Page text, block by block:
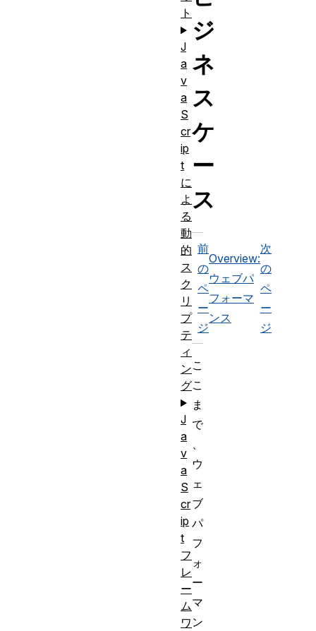
ジ
ネ
ス
ケ
ー
ス
前
の
ペ
ー
ジ
Overview:
ウェブパ
フォーマ
ンス
次
の
ペ
ー
ジ
こ
こ
ま
で
ウ
ェ
ブ
パ
フ
ォ
ー
マ
ン
ト
J
a
v
a
S
cr
ip
t
に
よ
る
動
的
ス
ク
リ
プ
テ
ィ
ン
グ
J
a
v
a
S
cr
ip
t
フ
レ
ー
ム
ワ